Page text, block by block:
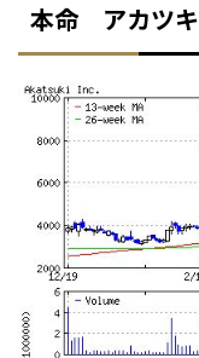
本命 アカツキ